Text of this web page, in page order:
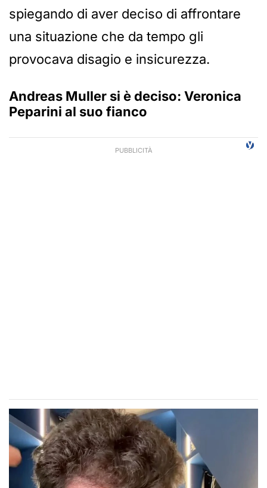
spiegando di aver deciso di affrontare
una situazione che da tempo gli
provocava disagio e insicurezza.
Andreas Muller si è deciso: Veronica
Peparini al suo fianco